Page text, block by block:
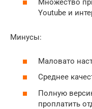
Множество
Youtube и
Минусы:
Маловато
Среднее
Полную
проплатить